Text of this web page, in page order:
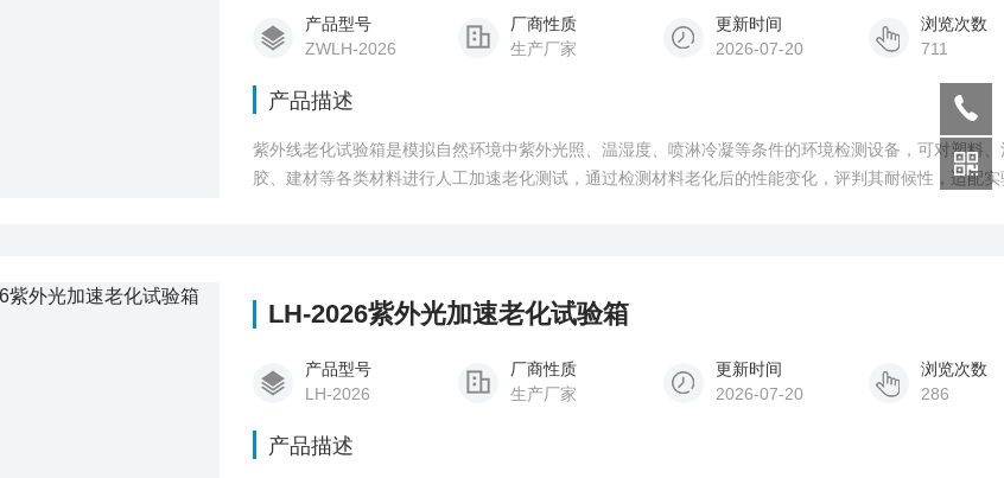
产品型号
ZWLH-2026
厂商性质
生产厂家
更新时间
2026-07-20
浏览次数
711
产品描述
紫外线老化试验箱是模拟自然环境中紫外光照、温湿度、喷淋冷凝等条件的环境检测设备，可对塑料
胶、建材等各类材料进行人工加速老化测试，通过检测材料老化后的性能变化，评判其耐候性，适配
LH-2026紫外光加速老化试验箱
产品型号
LH-2026
厂商性质
生产厂家
更新时间
2026-07-20
浏览次数
286
产品描述